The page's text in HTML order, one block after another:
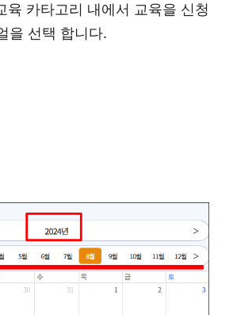
육 카타고리 내에서 교육을 신청
을 선택 합니다.